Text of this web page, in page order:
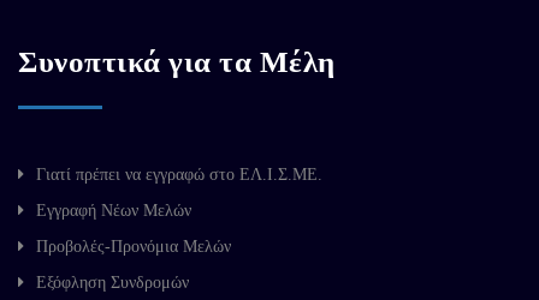
Συνοπτικά για τα Μέλη
Γιατί πρέπει να εγγραφώ στο ΕΛ.Ι.Σ.ΜΕ.
Εγγραφή Νέων Μελών
Προβολές-Προνόμια Μελών
Εξόφληση Συνδρομών